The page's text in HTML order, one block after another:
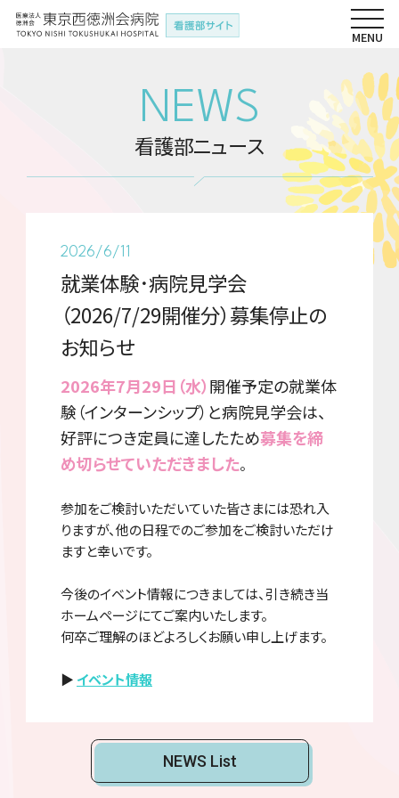
NEWS
看護部ニュース
2026/6/11
就業体験･病院見学会
（2026/7/29開催分）募集停止の
お知らせ
2026年7月29日（水）開催予定の就業体
験（インターンシップ）と病院見学会は、
好評につき定員に達したため募集を締
め切らせていただきました。
参加をご検討いただいていた皆さまには恐れ入
りますが、他の日程でのご参加をご検討いただけ
ますと幸いです。
今後のイベント情報につきましては、引き続き当
ホームページにてご案内いたします。
何卒ご理解のほどよろしくお願い申し上げます。
▶ イベント情報
NEWS List